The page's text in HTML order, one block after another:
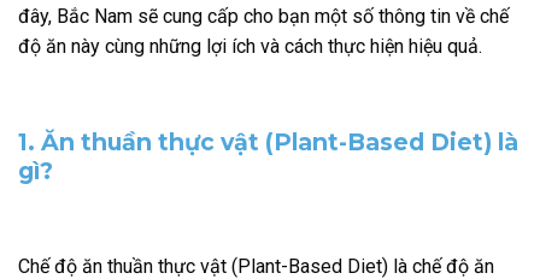
đây, Bắc Nam sẽ cung cấp cho bạn một số thông tin về chế
độ ăn này cùng những lợi ích và cách thực hiện hiệu quả.
1. Ăn thuần thực vật (Plant-Based Diet) là
gì?
Chế độ ăn thuần thực vật (Plant-Based Diet) là chế độ ăn